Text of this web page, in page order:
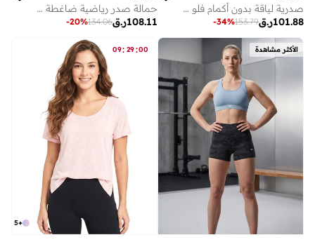
صدرية لياقة بدون أكمام فلو موشن
ر.ق101.88
153.79
-34%
حمالة صدر رياضية ضاغطة بليز كرايز - أزرق
ر.ق108.11
134.06
-20%
الأكثر مشاهدة 09: 29:00
+
5